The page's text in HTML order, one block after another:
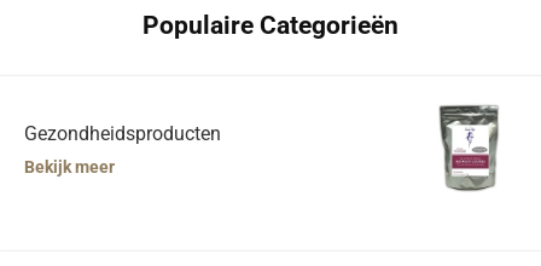
Populaire Categorieën
Gezondheidsproducten
Bekijk meer